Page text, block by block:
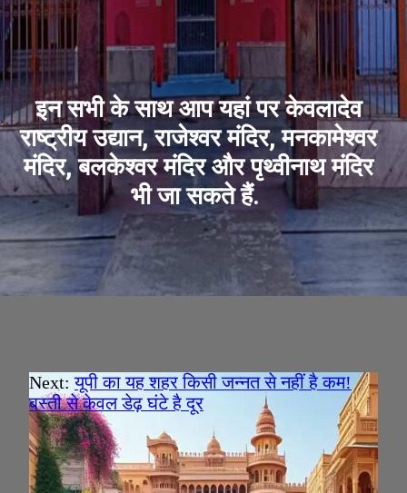
इन सभी के साथ आप यहां पर केवलादेव
राष्ट्रीय उद्यान, राजेश्वर मंदिर, मनकामेश्वर
मंदिर, बलकेश्वर मंदिर और पृथ्वीनाथ मंदिर
भी जा सकते हैं.
Next:यूपी का यह शहर किसी जन्नत से नहीं है कम!
बस्ती से केवल डेढ़ घंटे है दूर